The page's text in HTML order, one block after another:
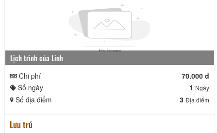
Lịch trình của Linh
Chi phí
70.000 đ
Số ngày
1 Ngày
Số địa điểm 3 Địa điểm
Lưu trú